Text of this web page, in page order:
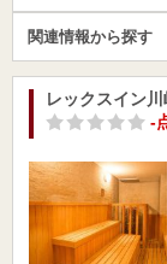
関連情報から探す
レックスイン川
-